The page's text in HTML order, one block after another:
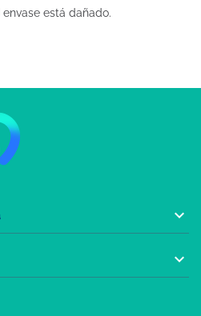
está dañado.

